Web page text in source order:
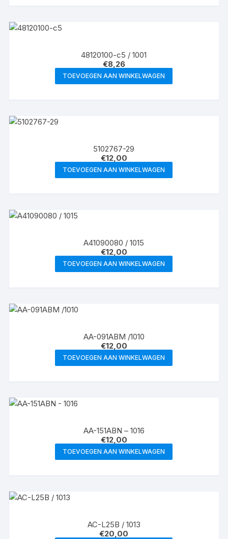
48120100-c5 / 1001
€8,26
TOEVOEGEN AAN WINKELWAGEN
5102767-29
€12,00
TOEVOEGEN AAN WINKELWAGEN
A41090080 / 1015
€12,00
TOEVOEGEN AAN WINKELWAGEN
AA-091ABM /1010
€12,00
TOEVOEGEN AAN WINKELWAGEN
AA-151ABN – 1016
€12,00
TOEVOEGEN AAN WINKELWAGEN
AC-L25B / 1013
€20,00